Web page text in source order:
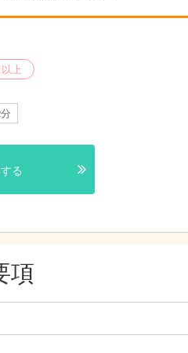
上
る
項